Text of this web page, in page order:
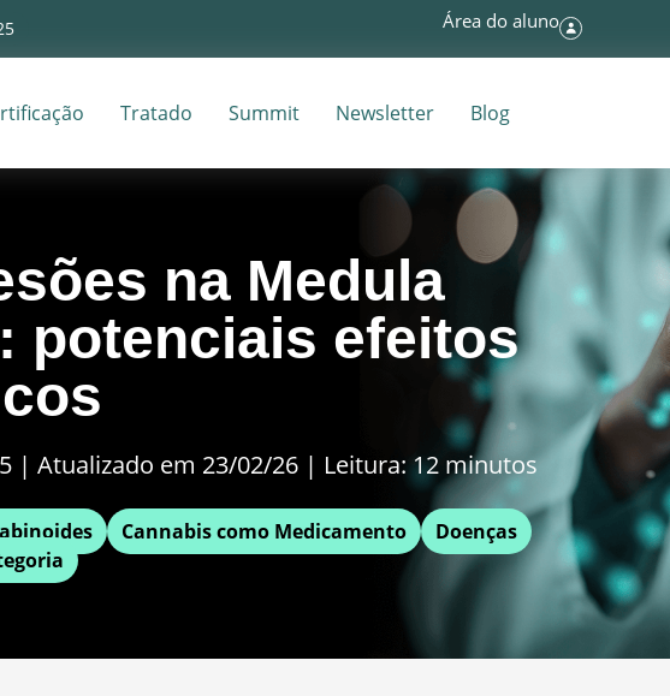
Área do aluno
Tratado Summit Newsletter Blog
na Medula
potenciais efeitos
| Atualizado em 23/02/26 | Leitura: 12 minutos
Cannabis como Medicamento
Doenças